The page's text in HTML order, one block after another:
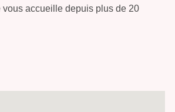
vous accueille depuis plus de 20